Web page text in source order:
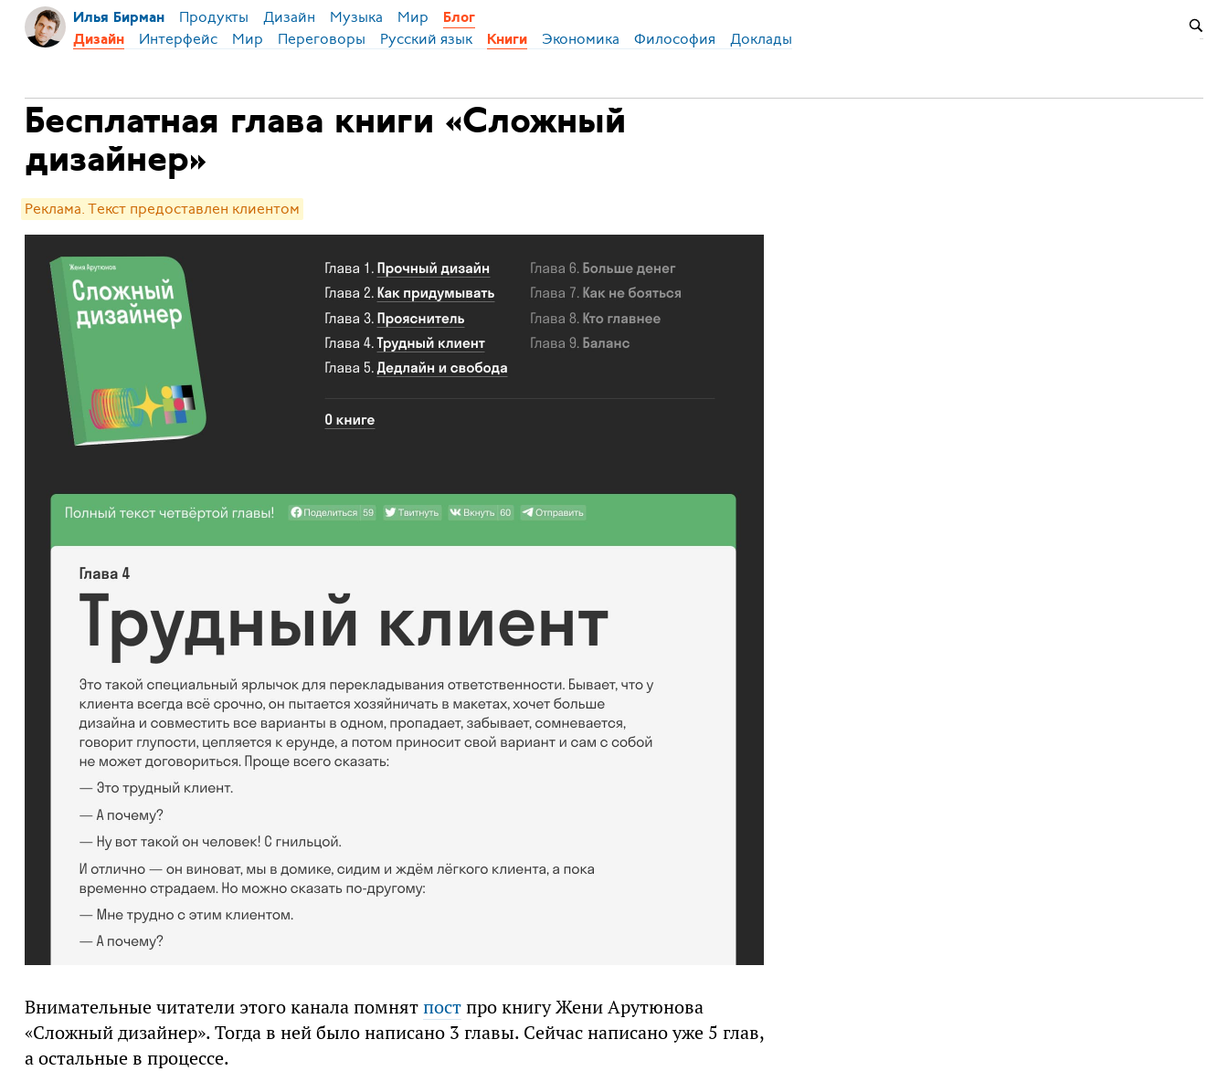
Илья Бирман Продукты Дизайн Музыка Мир
Блог
Дизайн
Интерфейс Мир Переговоры Русский язык Книги Экономика Философия Доклады
Бесплатная глава книги «Сложный
дизайнер»
Реклама. Текст предоставлен клиентом
Внимательные читатели этого канала помнятпостпро книгу Жени Арутюнова
«Сложный дизайнер». Тогда в ней было написано 3 главы. Сейчас написано уже 5 глав,
а остальные в процессе.